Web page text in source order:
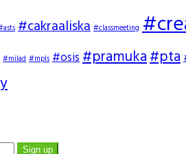
#cakraaliska #classmeeting
#milad #mpls #osis#pramuka#pta
Sign up